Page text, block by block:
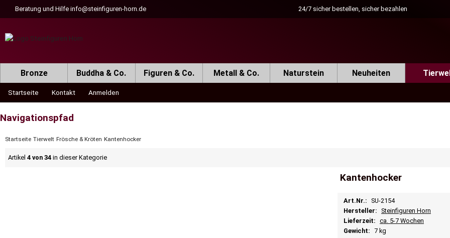
Beratung und Hilfe info@steinfiguren-horn.de 24/7 sicher bestellen, sicher bezahlen
Bronze Buddha & Co. Figuren & Co. Metall & Co. Naturstein Neuheiten
Startseite Kontakt Anmelden
Navigationspfad
Startseite Tierwelt Frösche & Kröten Kantenhocker
Artikel 4 von 34 in dieser Kategorie
Kantenhocker
Art.Nr.: SU-2154
Hersteller: Steinfiguren Horn
Lieferzeit: ca. 5-7 Wochen
Gewicht: 7 kg